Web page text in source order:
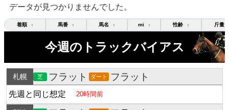
データが見つかりませんでした。
着順 ↕ 馬番 ↕ 馬名 ↕ mi ↕ 性齢 ↕ 斤量
今週のトラックバイアス
札幌 芝 フラット ダート フラット
先週と同じ想定 20時間前